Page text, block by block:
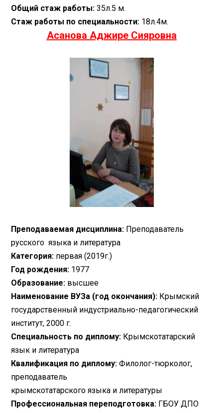
Общий стаж работы:35л.5 м.
Стаж работы по специальности: 18л.4м.
Асанова Аджире Сияровна
Преподаваемая дисциплина: Преподаватель
русского языка и литература
Категория: первая (2019г.)
Год рождения: 1977
Образование: высшее
Наименование ВУЗа (год окончания): Крымский
государственный индустриально-педагогический
институт, 2000 г.
Специальность по диплому: Крымскотатарский
язык и литература
Квалификация по диплому:Филолог-тюрколог,
преподаватель
крымскотатарского языка и литературы
Профессиональная переподготовка: ГБОУ ДПО